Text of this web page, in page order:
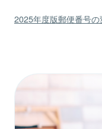
2025年度版郵便番号の